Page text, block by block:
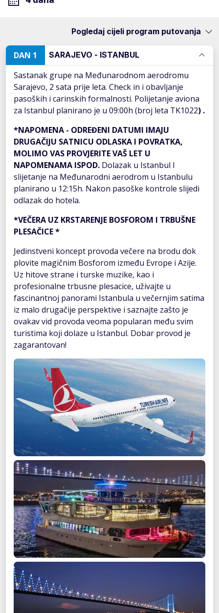
Pogledaj cijeli program putovanja
DAN 1 SARAJEVO - ISTANBUL
Sastanak grupe na Međunarodnom aerodromu
Sarajevo, 2 sata prije leta. Check in i obavljanje
pasoških i carinskih formalnosti. Polijetanje aviona
za Istanbul planirano je u 09:00h (broj leta TK1022) .
*NAPOMENA - ODREĐENI DATUMI IMAJU
DRUGAČIJU SATNICU ODLASKA I POVRATKA,
MOLIMO VAS PROVJERITE VAŠ LET U
NAPOMENAMA ISPOD. Dolazak u Istanbul I
slijetanje na Međunarodni aerodrom u Istanbulu
planirano u 12:15h. Nakon pasoške kontrole slijedi
odlazak do hotela.
*VEČERA UZ KRSTARENJE BOSFOROM I TRBUŠNE
PLESAČICE *
Jedinstveni koncept provoda večere na brodu dok
plovite magičnim Bosforom između Evrope i Azije.
Uz hitove strane i turske muzike, kao i
profesionalne trbusne plesacice, uživajte u
fascinantnoj panorami Istanbula u večernjim satima
iz malo drugačije perspektive i saznajte zašto je
ovakav vid provoda veoma popularan među svim
turistima koji dolaze u Istanbul. Dobar provod je
zagarantovan!